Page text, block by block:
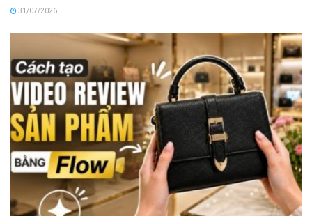
31/07/2026